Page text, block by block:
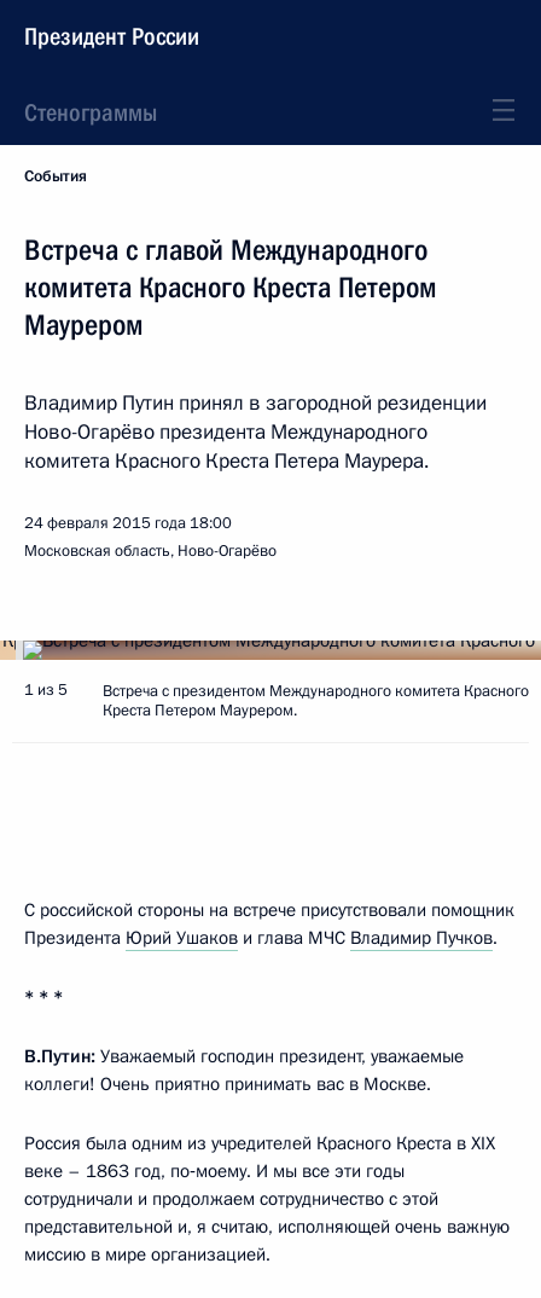
Президент России
Стенограммы
События
Встреча с главой Международного
комитета Красного Креста Петером
Маурером
Владимир Путин принял в загородной резиденции
Ново-Огарёво президента Международного
комитета Красного Креста Петера Маурера.
24 февраля 2015 года 18:00
Московская область, Ново-Огарёво
1 из 5
Встреча с президентом Международного комитета Красного
Креста Петером Маурером.
С российской стороны на встрече присутствовали помощник
Президента Юрий Ушаков и глава МЧС Владимир Пучков.
* * *
В.Путин: Уважаемый господин президент, уважаемые
коллеги! Очень приятно принимать вас в Москве.
Россия была одним из учредителей Красного Креста в XIX
веке – 1863 год, по‑моему. И мы все эти годы
сотрудничали и продолжаем сотрудничество с этой
представительной и, я считаю, исполняющей очень важную
миссию в мире организацией.